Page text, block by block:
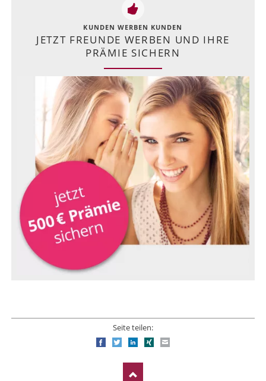
KUNDEN WERBEN KUNDEN
JETZT FREUNDE WERBEN UND IHRE
PRÄMIE SICHERN
Seite teilen:
FacebookTwitterLinkedIn
Xing